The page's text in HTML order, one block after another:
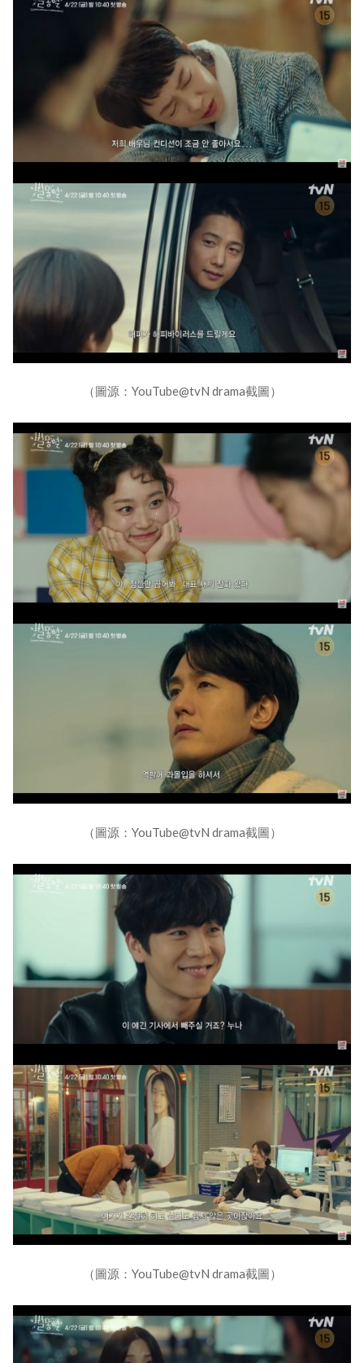
（圖源：YouTube@tvN drama截圖）
（圖源：YouTube@tvN drama截圖）
（圖源：YouTube@tvN drama截圖）